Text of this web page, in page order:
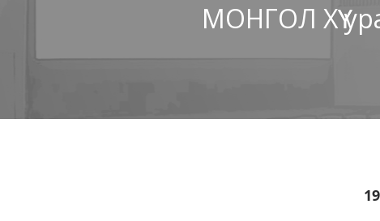
МОНГОЛ ХҮҮ